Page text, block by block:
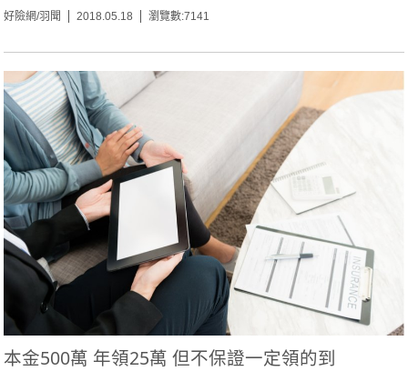
好險網/羽聞 2018.05.18 瀏覽數:7141
本金500萬 年領25萬 但不保證一定領的到